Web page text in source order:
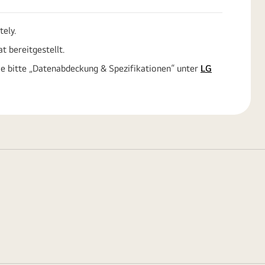
bereitgestellt.
bitte „Datenabdeckung & Spezifikationen“ unter LG